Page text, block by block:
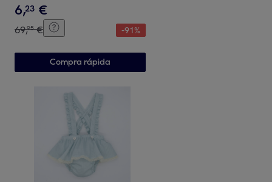
6,23 €
69,95 € -91%
Compra rápida